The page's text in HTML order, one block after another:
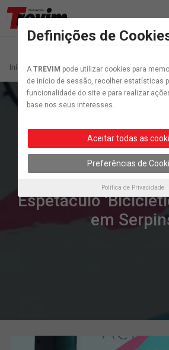
Início Artigo etiquetados “Biciclética”
Cultura
Espetáculo
em
Definições de
A TREVIM pode utilizar cookies para
de início de sessão, recolher estatísticas
funcionalidade do site e para realizar
base nos seus interesses.
Aceitar todas as
Preferências de
Política de Privacidade